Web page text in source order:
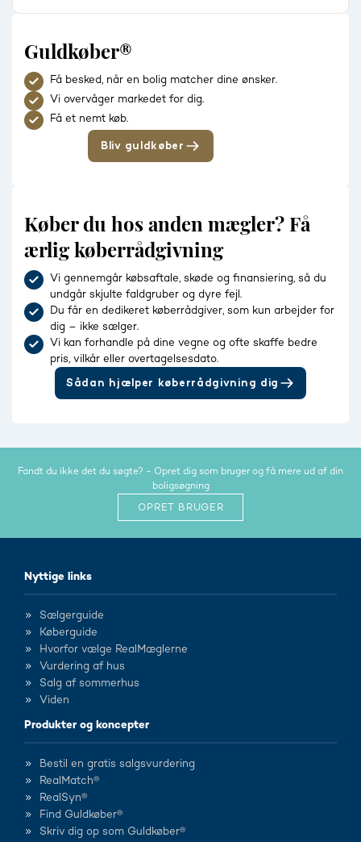
Guldkøber®
Få besked, når en bolig matcher dine ønsker.
Vi overvåger markedet for dig.
Få et nemt køb.
Bliv guldkøber
Køber du hos anden mægler? Få
ærlig køberrådgivning
Vi gennemgår købsaftale, skøde og finansiering, så du
undgår skjulte faldgruber og dyre fejl.
Du får en dedikeret køberrådgiver, som kun arbejder for
dig – ikke sælger.
Vi kan forhandle på dine vegne og ofte skaffe bedre
pris, vilkår eller overtagelsesdato.
Sådan hjælper køberrådgivning dig
Fandt du ikke det du søgte? - Opret dig som bruger og få mere ud af din
boligsøgning
OPRET BRUGER
Nyttige links
Sælgerguide
Køberguide
Hvorfor vælge RealMæglerne
Vurdering af hus
Salg af sommerhus
Viden
Produkter og koncepter
Bestil en gratis salgsvurdering
RealMatch®
RealSyn®
Find Guldkøber®
Skriv dig op som Guldkøber®